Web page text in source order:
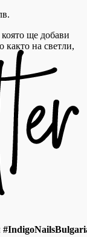
която ще добави
както на светли,